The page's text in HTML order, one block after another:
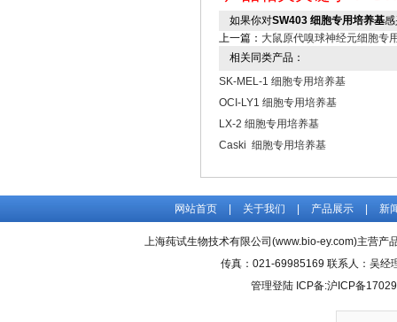
如果你对SW403 细胞专用培养基
上一篇： 大鼠原代嗅球神经元细胞专
相关同类产品：
SK-MEL-1 细胞专用培养基
OCI-LY1 细胞专用培养基
LX-2 细胞专用培养基
Caski 细胞专用培养基
网站首页 关于我们 产品展示 新
上海莼试生物技术有限公司(www.bio-ey.com)主营产
传真：021-69985169 联系人：吴经
管理登陆 ICP备:沪ICP备